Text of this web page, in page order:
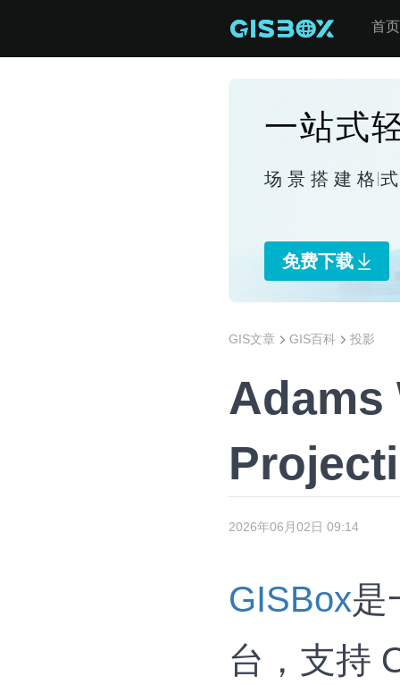
首页
一站式
场景搭建 格
免费下载
GIS文章 GIS百科 投影
Adams
2026年06月02日 09:14
GISBox是
台，支持